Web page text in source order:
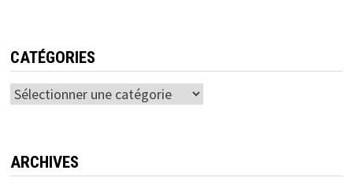
CATÉGORIES
Catégories
ARCHIVES